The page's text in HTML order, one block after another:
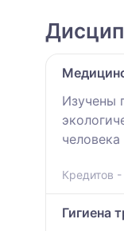
Изучены
Кредитов -
Гигиена